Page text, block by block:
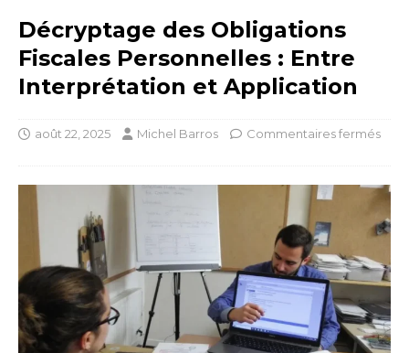
Décryptage des Obligations
Fiscales Personnelles : Entre
Interprétation et Application
août 22, 2025 Michel Barros Commentaires fermés